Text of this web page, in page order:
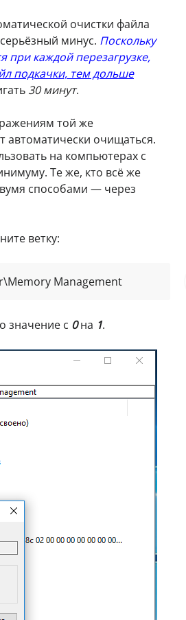
очистки файла
минус. Поскольку
при каждой перезагрузке,
подкачки, тем дольше
30 минут.
той же
автоматически очищаться.
на компьютерах с
Те же, кто всё же
способами — через
ветку:
Management
значение с 0на 1.